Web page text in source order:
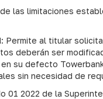
las limitaciones
Permite al titular
deberán ser
su defecto
sin necesidad de
01 2022 de la